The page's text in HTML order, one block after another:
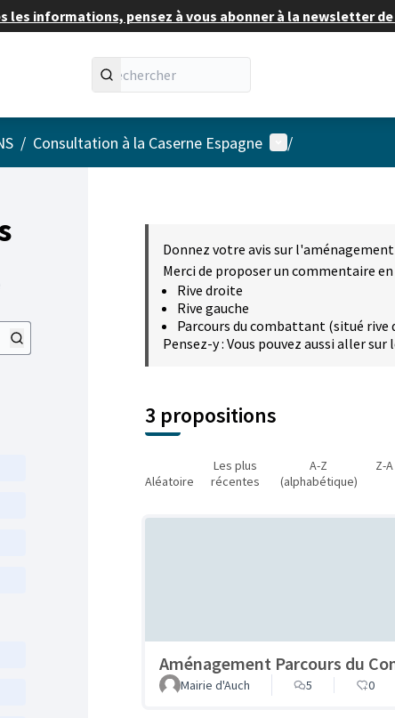
les informations, pensez à vous abonner à la newsletter
/ Consultation à la Caserne Espagne Menu utilisateur
/
Donnez votre avis sur
Merci de proposer un commentaire
Rive droite
Rive gauche
Parcours du combattant (situé rive
Pensez-y : Vous pouvez aussi aller
3 propositions
Aléatoire
Les plus
récentes
A-Z
(alphabétique)
Z-
Aménagement Parcours du
Mairie d'Auch 5 0